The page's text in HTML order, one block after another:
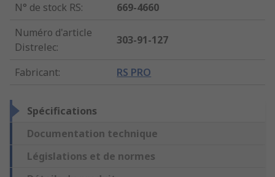
N° de stock RS:
669-4660
Numéro d'article
Distrelec:
303-91-127
Fabricant: RS PRO
Spécifications
Documentation technique
Législations et de normes